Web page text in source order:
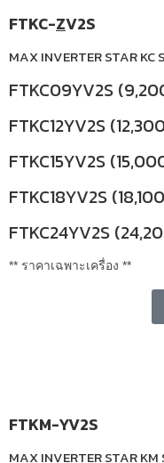
FTKC-ZV2S
MAX INVERTER STAR KC
FTKC09YV2S
FTKC12YV2S
FTKC15YV2S
FTKC18YV2S
FTKC24YV2S
** ราคาเฉพาะเครื่อง **
FTKM-YV2S
MAX INVERTER STAR KM